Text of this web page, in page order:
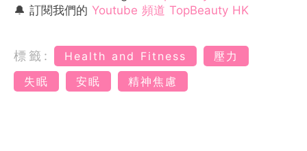
🔔 訂閱我們的 Youtube 頻道 TopBeauty HK
標籤: Health and Fitness
壓力
失眠
安眠 精神焦慮